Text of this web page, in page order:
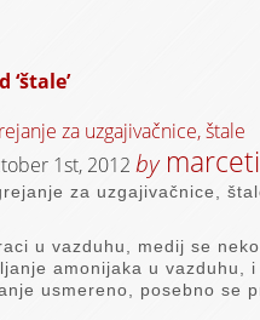
‘štale’
za uzgajivačnice, štale
1st, 2012 by
za uzgajivačnice,
u vazduhu, medij se
amonijaka u vazduhu,
usmereno, posebno se